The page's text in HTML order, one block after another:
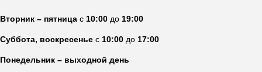
Вторник – пятница с 10:00 до 19:00
Суббота, воскресенье с 10:00 до 17:00
Понедельник – выходной день